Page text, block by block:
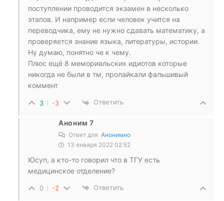
поступлении проводится экзамен в несколько
этапов. И например если человек учится на
переводчика, ему не нужно сдавать математику, а
проверяется знание языка, литературы, истории.
Ну думаю, понятно че к чему.
Плюс ещё 8 мемориальских идиотов которые
никогда не были в тм, пролайкали фальшивый
коммент
3 -3 Ответить
Аноним 7
Ответ для Анонимно
13 января 2022 02:52
Юсуп, а кто-то говорил что в ТГУ есть
медицинское отделение?
0 -2 Ответить